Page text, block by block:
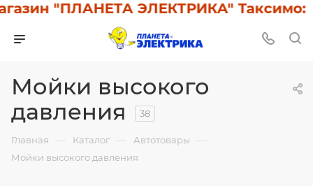
"ПЛАНЕТА ЭЛЕКТРИКА" Таксимо: У
Мойки высокого
давления
38
Главная — Каталог — Автотовары —
Мойки высокого давления